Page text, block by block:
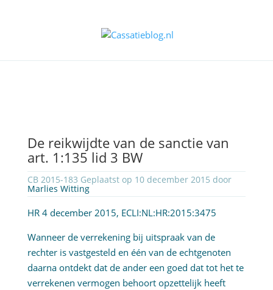
De reikwijdte van de sanctie van
art. 1:135 lid 3 BW
CB 2015-183 Geplaatst op 10 december 2015 door
Marlies Witting
HR 4 december 2015, ECLI:NL:HR:2015:3475
Wanneer de verrekening bij uitspraak van de
rechter is vastgesteld en één van de echtgenoten
daarna ontdekt dat de ander een goed dat tot het te
verrekenen vermogen behoort opzettelijk heeft